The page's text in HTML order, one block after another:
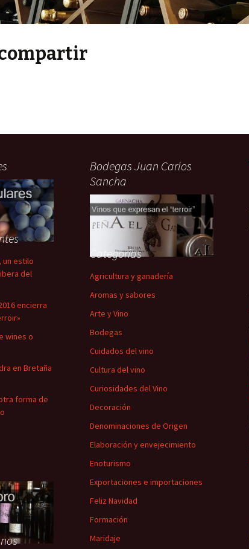
Bodegas Juan Carlos
Sancha
un estilo
del
encierra
wines o
en Bretaña
forma de
Categorías
Agricultura y ganadería
Aromas y sabores
Arte y Vino
Bodegas
Cuidados del vino
Cultura del vino
Curiosidades del Vino
Decoración
Denominaciones de Origen
Elaboración y envejecimiento
Enoturismo
Exportaciones e importaciones
Feliz Navidad
Formación
Maridaje